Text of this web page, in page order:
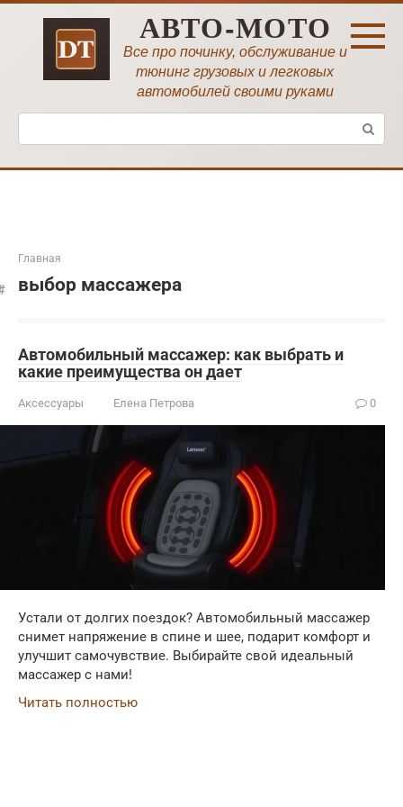
Перейти
АВТО-МОТО
Все про починку, обслуживание и
тюнинг грузовых и легковых
автомобилей своими руками
Поиск:
Главная
выбор массажера
Автомобильный массажер: как выбрать и
какие преимущества он дает
Аксессуары Елена Петрова 0
Устали от долгих поездок? Автомобильный массажер
снимет напряжение в спине и шее, подарит комфорт и
улучшит самочувствие. Выбирайте свой идеальный
массажер с нами!
Читать полностью